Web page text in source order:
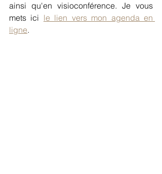
ainsi qu'en visioconférence. Je vous
mets ici le lien vers mon agenda en
ligne.